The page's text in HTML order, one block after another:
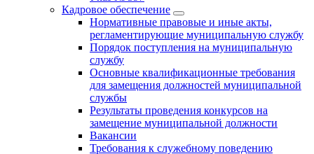
Кадровое обеспечение
Нормативные правовые и иные акты,
регламентирующие муниципальную службу
Порядок поступления на муниципальную
службу
Основные квалификационные требования
для замещения должностей муниципальной
службы
Результаты проведения конкурсов на
замещение муниципальной должности
Вакансии
Требования к служебному поведению